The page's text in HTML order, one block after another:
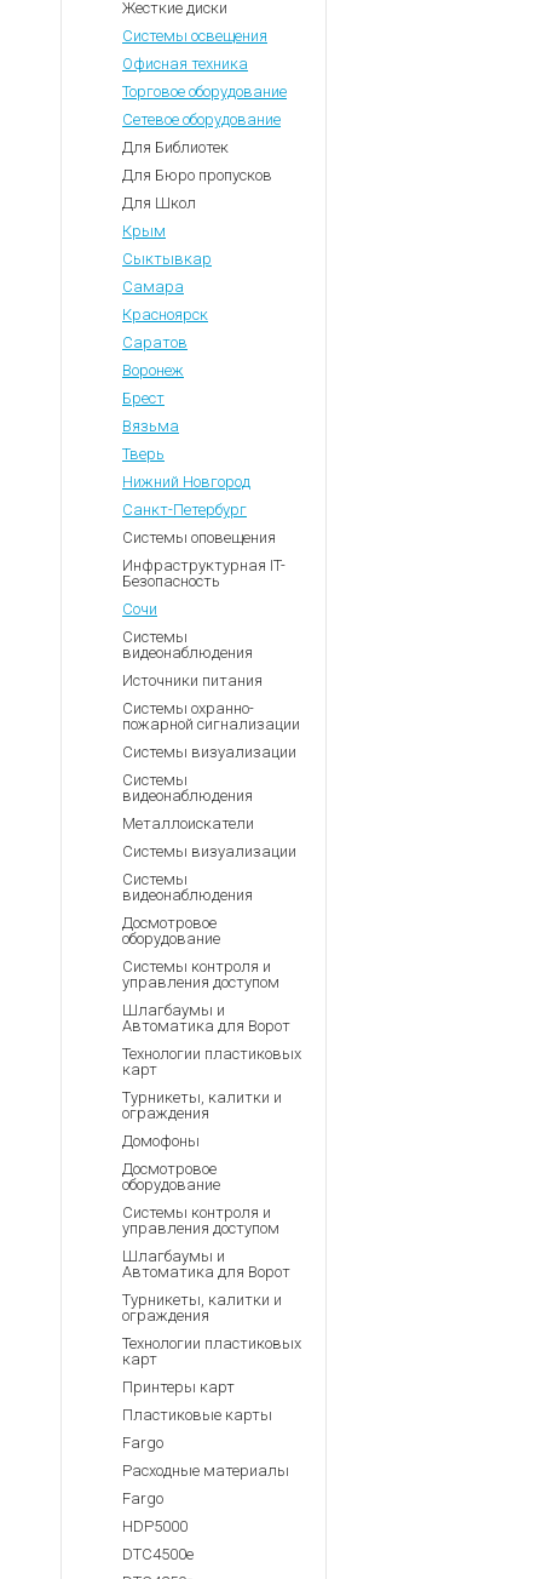
Жесткие диски
Системы освещения
Офисная техника
Торговое оборудование
Сетевое оборудование
Для Библиотек
Для Бюро пропусков
Для Школ
Крым
Сыктывкар
Самара
Красноярск
Саратов
Воронеж
Брест
Вязьма
Тверь
Нижний Новгород
Санкт-Петербург
Системы оповещения
Инфраструктурная IT-
Безопасность
Сочи
Системы
видеонаблюдения
Источники питания
Системы охранно-
пожарной сигнализации
Системы визуализации
Системы
видеонаблюдения
Металлоискатели
Системы визуализации
Системы
видеонаблюдения
Досмотровое
оборудование
Системы контроля и
управления доступом
Шлагбаумы и
Автоматика для Ворот
Технологии пластиковых
карт
Турникеты, калитки и
ограждения
Домофоны
Досмотровое
оборудование
Системы контроля и
управления доступом
Шлагбаумы и
Автоматика для Ворот
Турникеты, калитки и
ограждения
Технологии пластиковых
карт
Принтеры карт
Пластиковые карты
Fargo
Расходные материалы
Fargo
HDP5000
DTC4500e